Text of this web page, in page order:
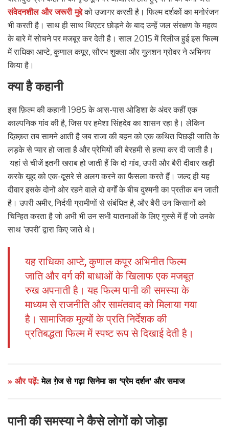
संवेदनशील और जरूरी मुद्देको उजागर करती है। फिल्म दर्शकों का मनोरंजन
भी करती है। साथ ही साथ थिएटर छोड़ने के बाद उन्हें जल संरक्षण के महत्व
के बारे में सोचने पर मजबूर कर देती है। साल 2015 में रिलीज हुई इस फिल्म
में राधिका आप्टे, कुणाल कपूर, सौरभ शुक्ला और गुलशन ग्रोवर ने अभिनय
किया है।
क्या है कहानी
इस फ़िल्म की कहानी 1985 के आस-पास ओडिशा के अंदर कहीं एक
काल्पनिक गांव की है, जिस पर हमेशा सिंहदेव का शासन रहा है। लेकिन
दिक़्क़त तब सामने आती है जब राजा की बहन को एक कथित पिछड़ी जाति के
लड़के से प्यार हो जाता है और प्रेमियों की बेरहमी से हत्या कर दी जाती है।
यहां से चीजें इतनी खराब हो जाती हैं कि दो गांव, उपरी और बैरी दीवार खड़ी
करके खुद को एक-दूसरे से अलग करने का फैसला करते हैं। जल्द ही यह
दीवार इसके दोनों ओर रहने वाले दो वर्गों के बीच दुश्मनी का प्रतीक बन जाती
है। उपरी अमीर, निर्दयी ग्रामीणों से संबंधित है, और बैरी उन किसानों को
चिन्हित करता है जो अभी भी उन सभी यातनाओं के लिए गुस्से में हैं जो उनके
साथ ‘उपरी’ द्वारा किए जाते थे।
यह राधिका आप्टे, कुणाल कपूर अभिनीत फिल्म
जाति और वर्ग की बाधाओं के खिलाफ एक मजबूत
रुख अपनाती है। यह फिल्म पानी की समस्या के
माध्यम से राजनीति और सामंतवाद को मिलाया गया
है। सामाजिक मूल्यों के प्रति निर्देशक की
प्रतिबद्धता फिल्म में स्पष्ट रूप से दिखाई देती है।
» और पढ़ें:मेल गे़ज से गढ़ा सिनेमा का ‘प्रेम दर्शन’ और समाज
पानी की समस्या ने कैसे लोगों को जोड़ा